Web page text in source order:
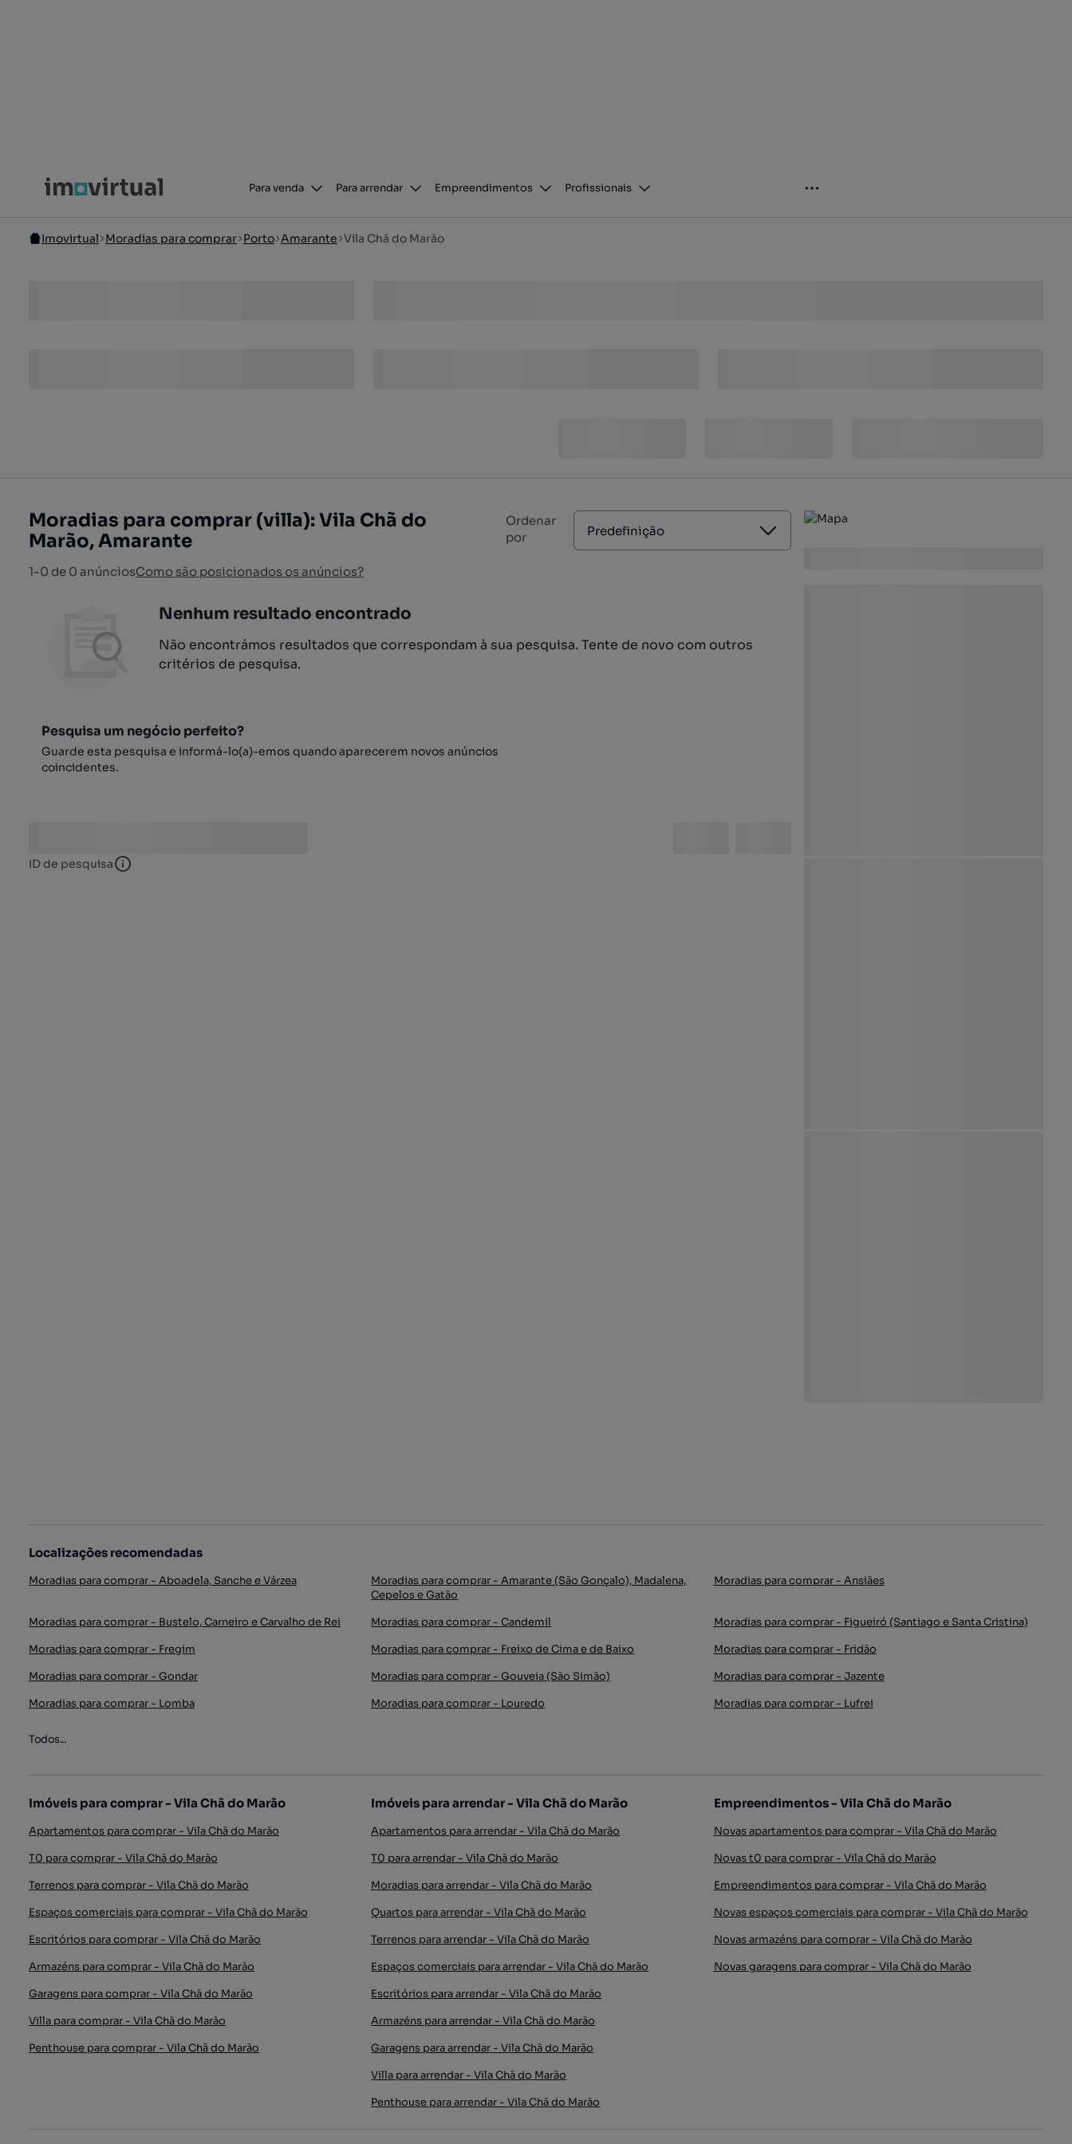
Para venda Para arrendar Empreendimentos Profissionais
Imovirtual Moradias para comprar Porto Amarante Vila Chã do Marão
Moradias para comprar (villa): Vila Chã do
Marão, Amarante
1-0 de 0 anúnciosComo são posicionados os anúncios?
Ordenar
por
Predefinição
Nenhum resultado encontrado
Não encontrámos resultados que correspondam à sua pesquisa. Tente de novo com outros
critérios de pesquisa.
Pesquisa um negócio perfeito?
Guarde esta pesquisa e informá-lo(a)-emos quando aparecerem novos anúncios
coincidentes.
ID de pesquisa ID de pesquisa
Localizações recomendadas
Moradias para comprar - Aboadela, Sanche e Várzea
Moradias para comprar - Amarante (São Gonçalo), Madalena,
Cepelos e Gatão
Moradias para comprar - Ansiães
Moradias para comprar - Bustelo, Carneiro e Carvalho de Rei Moradias para comprar - Candemil
Moradias para comprar - Figueiró (Santiago e Santa Cristina)
Moradias para comprar - Fregim
Moradias para comprar - Freixo de Cima e de Baixo
Moradias para comprar - Fridão
Moradias para comprar - Gondar
Moradias para comprar - Gouveia (São Simão)
Moradias para comprar - Jazente
Moradias para comprar - Lomba
Moradias para comprar - Louredo Moradias para comprar - Lufrei
Todos...
Imóveis para comprar - Vila Chã do Marão
Apartamentos para comprar - Vila Chã do Marão
T0 para comprar - Vila Chã do Marão
Terrenos para comprar - Vila Chã do Marão
Espaços comerciais para comprar - Vila Chã do Marão
Escritórios para comprar - Vila Chã do Marão
Armazéns para comprar - Vila Chã do Marão
Garagens para comprar - Vila Chã do Marão
Villa para comprar - Vila Chã do Marão
Penthouse para comprar - Vila Chã do Marão
Imóveis para arrendar - Vila Chã do Marão
Apartamentos para arrendar - Vila Chã do Marão
T0 para arrendar - Vila Chã do Marão
Moradias para arrendar - Vila Chã do Marão
Quartos para arrendar - Vila Chã do Marão
Terrenos para arrendar - Vila Chã do Marão
Espaços comerciais para arrendar - Vila Chã do Marão
Escritórios para arrendar - Vila Chã do Marão
Armazéns para arrendar - Vila Chã do Marão
Garagens para arrendar - Vila Chã do Marão
Villa para arrendar - Vila Chã do Marão
Penthouse para arrendar - Vila Chã do Marão
Empreendimentos - Vila Chã do Marão
Novas apartamentos para comprar - Vila Chã do Marão
Novas t0 para comprar - Vila Chã do Marão
Empreendimentos para comprar - Vila Chã do Marão
Novas espaços comerciais para comprar - Vila Chã do Marão
Novas armazéns para comprar - Vila Chã do Marão
Novas garagens para comprar - Vila Chã do Marão